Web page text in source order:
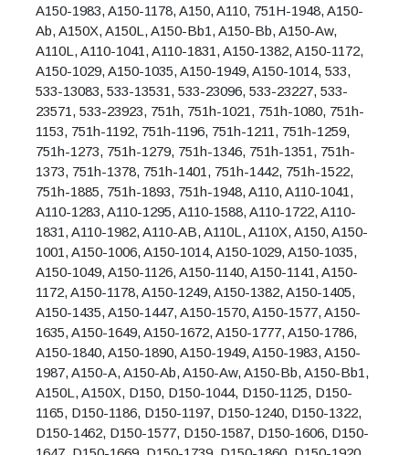
A150-1983, A150-1178, A150, A110, 751H-1948, A150-
Ab, A150X, A150L, A150-Bb1, A150-Bb, A150-Aw,
A110L, A110-1041, A110-1831, A150-1382, A150-1172,
A150-1029, A150-1035, A150-1949, A150-1014, 533,
533-13083, 533-13531, 533-23096, 533-23227, 533-
23571, 533-23923, 751h, 751h-1021, 751h-1080, 751h-
1153, 751h-1192, 751h-1196, 751h-1211, 751h-1259,
751h-1273, 751h-1279, 751h-1346, 751h-1351, 751h-
1373, 751h-1378, 751h-1401, 751h-1442, 751h-1522,
751h-1885, 751h-1893, 751h-1948, A110, A110-1041,
A110-1283, A110-1295, A110-1588, A110-1722, A110-
1831, A110-1982, A110-AB, A110L, A110X, A150, A150-
1001, A150-1006, A150-1014, A150-1029, A150-1035,
A150-1049, A150-1126, A150-1140, A150-1141, A150-
1172, A150-1178, A150-1249, A150-1382, A150-1405,
A150-1435, A150-1447, A150-1570, A150-1577, A150-
1635, A150-1649, A150-1672, A150-1777, A150-1786,
A150-1840, A150-1890, A150-1949, A150-1983, A150-
1987, A150-A, A150-Ab, A150-Aw, A150-Bb, A150-Bb1,
A150L, A150X, D150, D150-1044, D150-1125, D150-
1165, D150-1186, D150-1197, D150-1240, D150-1322,
D150-1462, D150-1577, D150-1587, D150-1606, D150-